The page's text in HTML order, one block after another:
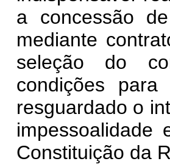
a concessão
mediante
seleção do
condições
resguardado o
Constituição da